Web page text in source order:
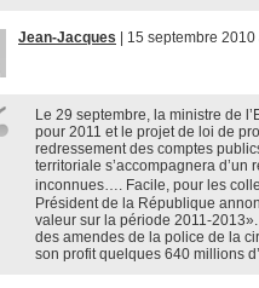
Jean-Jacques 15 septembre
Le 29 septembre, la ministre de
pour 2011 et le projet de loi de
redressement des comptes
territoriale s’accompagnera
inconnues…. Facile, pour les
Président de la République
valeur sur la période 2011-
des amendes de la police de la
son profit quelques 640 millions